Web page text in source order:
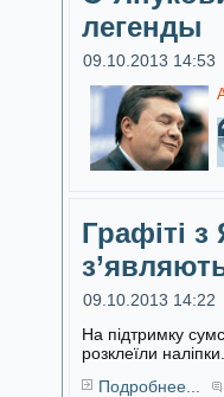
легенды
09.10.2013 14:53
Графіті
09.10.2013 14:22
На підтримку
розклеїли наліпки.
Подробнее...